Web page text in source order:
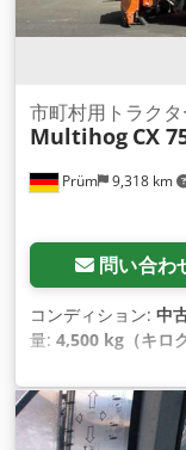
Prüm 9,318 km
市町村用トラクタ
Multihog CX
問い合わ
コンディション: 中
量: 4,500 kg（キロ
kg（キログラム）,
50 km/h,